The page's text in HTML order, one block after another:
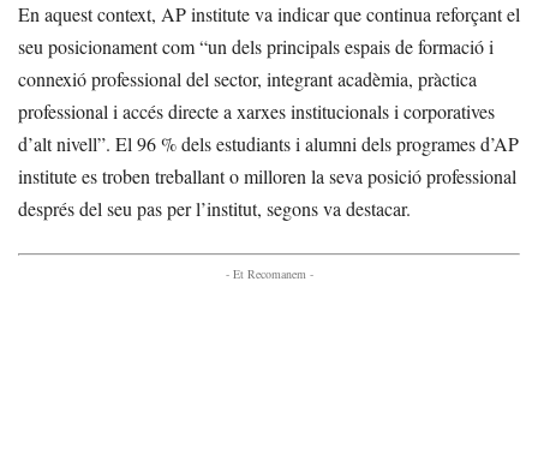
En aquest context, AP institute va indicar que continua reforçant el
seu posicionament com “un dels principals espais de formació i
connexió professional del sector, integrant acadèmia, pràctica
professional i accés directe a xarxes institucionals i corporatives
d’alt nivell”. El 96 % dels estudiants i alumni dels programes d’AP
institute es troben treballant o milloren la seva posició professional
després del seu pas per l’institut, segons va destacar.
- Et Recomanem -